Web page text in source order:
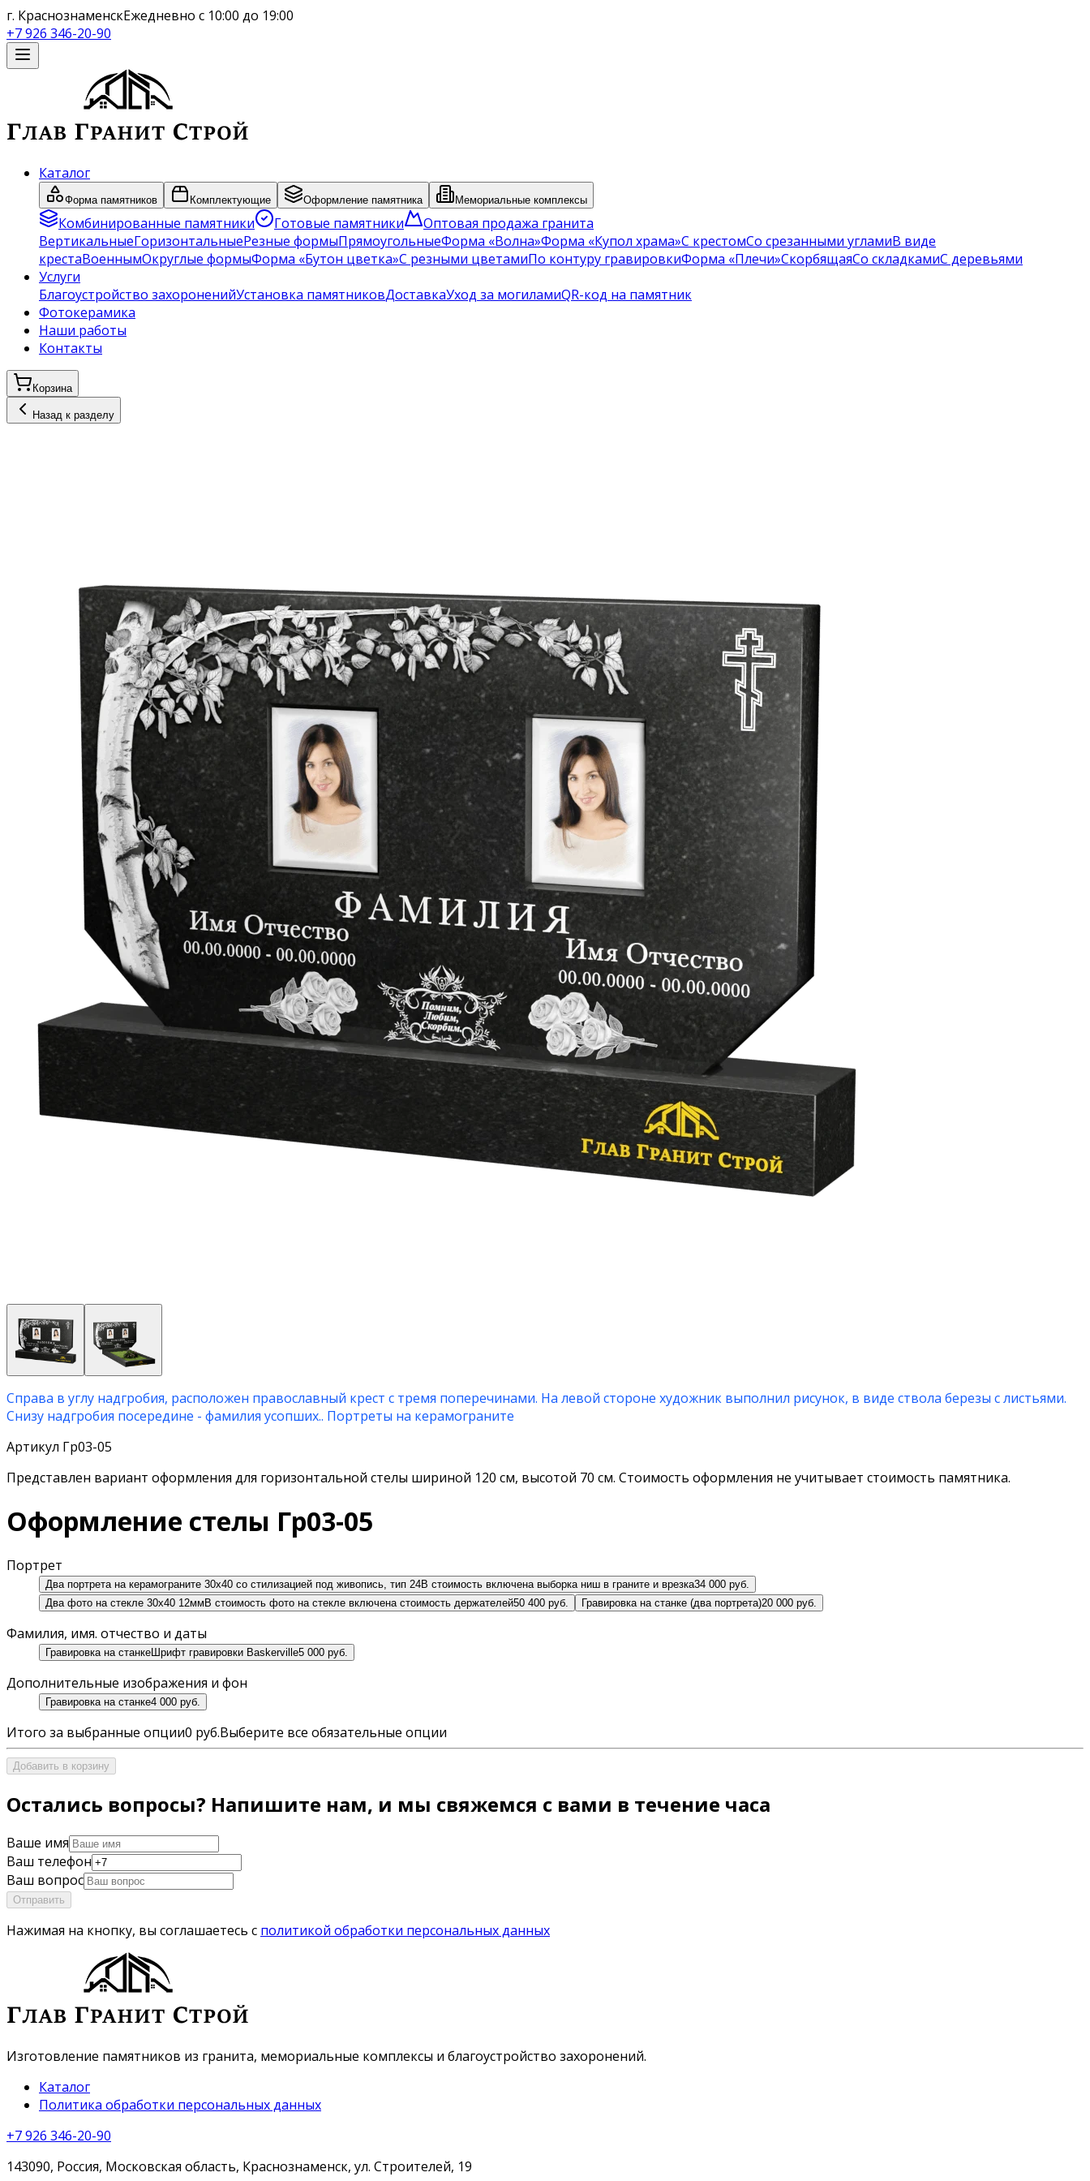
г. КраснознаменскЕжедневно с 10:00 до 19:00
+7 926 346-20-90
Каталог
Форма памятников Комплектующие Оформление памятника Мемориальные комплексы
Комбинированные памятники Готовые памятники
Оптовая продажа гранита
ВертикальныеГоризонтальныеРезные формыПрямоугольныеФорма «Волна»Форма «Купол храма»С крестомСо срезанными угламиВ виде
крестаВоеннымОкруглые формыФорма «Бутон цветка»С резными цветамиПо контуру гравировкиФорма «Плечи»СкорбящаяСо складкамиС деревьями
Услуги
Благоустройство захороненийУстановка памятниковДоставкаУход за могиламиQR-код на памятник
Фотокерамика
Наши работы
Контакты
Корзина
Назад к разделу
Справа в углу надгробия, расположен православный крест с тремя поперечинами. На левой стороне художник выполнил рисунок, в виде ствола березы с листьями.
Снизу надгробия посередине - фамилия усопших.. Портреты на керамограните
Артикул Гр03-05
Представлен вариант оформления для горизонтальной стелы шириной 120 см, высотой 70 см. Стоимость оформления не учитывает стоимость памятника.
Оформление стелы Гр03-05
Портрет
Два портрета на керамограните 30х40 со стилизацией под живопись, тип 24В стоимость включена выборка ниш в граните и врезка34 000 руб.
Два фото на стекле 30х40 12мм В стоимость фото на стекле включена стоимость держателей50 400 руб. Гравировка на станке (два портрета)20 000 руб.
Фамилия, имя. отчество и даты
Гравировка на станке Шрифт гравировки Baskerville5 000 руб.
Дополнительные изображения и фон
Гравировка на станке4 000 руб.
Итого за выбранные опции0 руб.Выберите все обязательные опции
Добавить в корзину
Остались вопросы? Напишите нам, и мы свяжемся с вами в течение часа
Ваше имя
Ваш телефон
Ваш вопрос
Отправить
Нажимая на кнопку, вы соглашаетесь с политикой обработки персональных данных
Изготовление памятников из гранита, мемориальные комплексы и благоустройство захоронений.
Каталог
Политика обработки персональных данных
+7 926 346-20-90
143090, Россия, Московская область, Краснознаменск, ул. Строителей, 19